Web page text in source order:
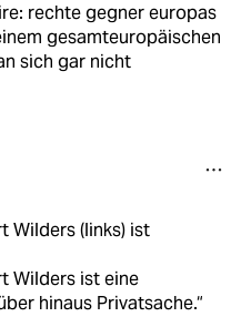
rechte gegner europas
gesamteuropäischen
sich gar nicht
Wilders (links) ist
Wilders ist eine
hinaus Privatsache.“